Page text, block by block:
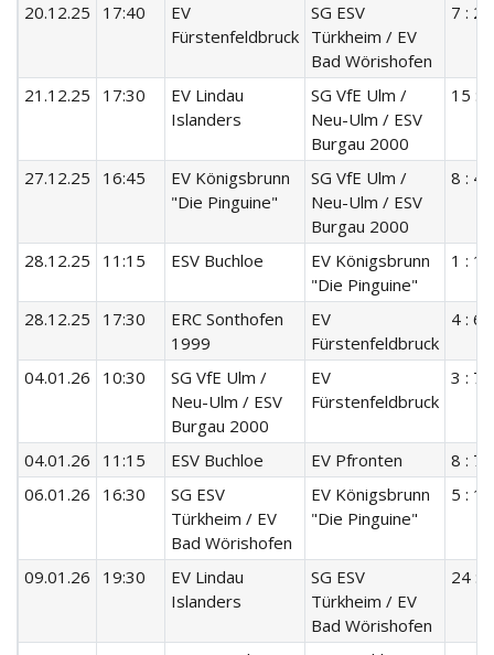
20.12.25 17:40
EV
Fürstenfeldbruck
SG ESV
Türkheim / EV
Bad Wörishofen
7 : 2
21.12.25 17:30
EV Lindau
Islanders
SG VfE Ulm /
Neu-Ulm / ESV
Burgau 2000
15 : 1
27.12.25 16:45
EV Königsbrunn
"Die Pinguine"
SG VfE Ulm /
Neu-Ulm / ESV
Burgau 2000
8 : 4
28.12.25 11:15 ESV Buchloe
EV Königsbrunn
"Die Pinguine"
1 : 12
28.12.25 17:30
ERC Sonthofen
1999
EV
Fürstenfeldbruck
4 : 6
04.01.26 10:30
SG VfE Ulm /
Neu-Ulm / ESV
Burgau 2000
EV
Fürstenfeldbruck
3 : 7
04.01.26 11:15 ESV Buchloe EV Pfronten
8 : 7
06.01.26
16:30
SG ESV
Türkheim / EV
Bad Wörishofen
EV Königsbrunn
"Die Pinguine"
5 : 12
09.01.26 19:30
EV Lindau
Islanders
SG ESV
Türkheim / EV
Bad Wörishofen
24 : 1